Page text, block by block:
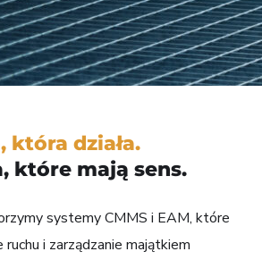
która działa.
które mają sens.
systemy CMMS i EAM, które
i zarządzanie majątkiem